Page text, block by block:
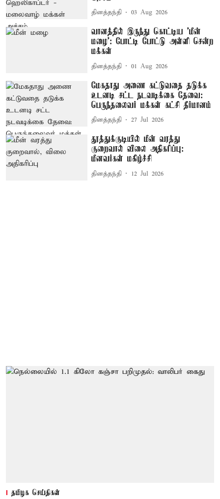
தினத்தந்தி 03 Aug 2026
வானத்தில் இருந்து கொட்டிய 'மீன்
மழை': போட்டி போட்டு அள்ளி சென்ற
மக்கள்
தினத்தந்தி 01 Aug 2026
மேகதாது அணை கட்டுவதை தடுக்க
உடனடி சட்ட நடவடிக்கை தேவை:
பெருந்தலைவர் மக்கள் கட்சி தீர்மானம்
தினத்தந்தி 27 Jul 2026
தூத்துக்குடியில் மீன் வரத்து
குறைவால் விலை அதிகரிப்பு:
மீனவர்கள் மகிழ்ச்சி
தினத்தந்தி 12 Jul 2026
தமிழக செய்திகள்